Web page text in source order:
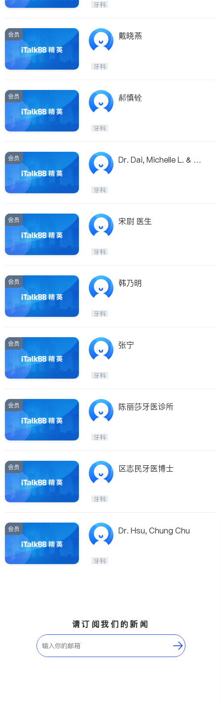
牙科
会员 戴晓燕
牙科
会员 郝慎铨
牙科
会员
Dr. Dai, Michelle L. & Dr.
牙科
会员 宋尉 医生
牙科
会员 韩乃明
牙科
会员 张宁
牙科
会员 陈丽莎牙医诊所
牙科
会员 区志民牙医博士
牙科
会员 Dr. Hsu, Chung Chu
牙科
请订阅我们的新闻